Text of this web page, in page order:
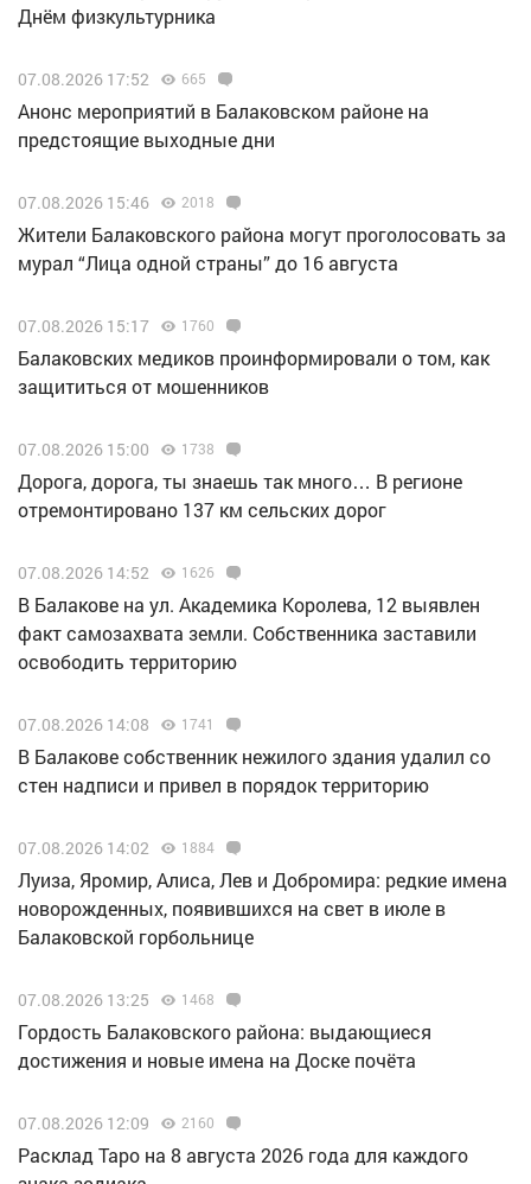
Днём физкультурника
07.08.2026 17:52 665
Анонс мероприятий в Балаковском районе на
предстоящие выходные дни
07.08.2026 15:46 2018
Жители Балаковского района могут проголосовать за
мурал “Лица одной страны” до 16 августа
07.08.2026 15:17 1760
Балаковских медиков проинформировали о том, как
защититься от мошенников
07.08.2026 15:00 1738
Дорога, дорога, ты знаешь так много… В регионе
отремонтировано 137 км сельских дорог
07.08.2026 14:52 1626
В Балакове на ул. Академика Королева, 12 выявлен
факт самозахвата земли. Собственника заставили
освободить территорию
07.08.2026 14:08 1741
В Балакове собственник нежилого здания удалил со
стен надписи и привел в порядок территорию
07.08.2026 14:02 1884
Луиза, Яромир, Алиса, Лев и Добромира: редкие имена
новорожденных, появившихся на свет в июле в
Балаковской горбольнице
07.08.2026 13:25 1468
Гордость Балаковского района: выдающиеся
достижения и новые имена на Доске почёта
07.08.2026 12:09 2160
Расклад Таро на 8 августа 2026 года для каждого